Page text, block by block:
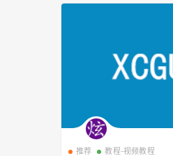
推荐 教程-视频教程